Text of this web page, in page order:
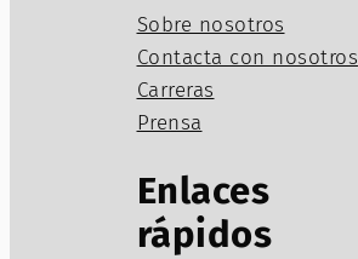
Sobre nosotros
Contacta con nosotros
Carreras
Prensa
Enlaces
rápidos